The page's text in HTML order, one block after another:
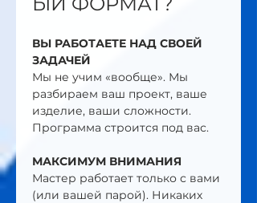
ВЫ РАБОТАЕТЕ НАД СВОЕЙ
ЗАДАЧЕЙ
Мы не учим «вообще». Мы
разбираем ваш проект, ваше
изделие, ваши сложности.
Программа строится под вас.
МАКСИМУМ ВНИМАНИЯ
Мастер работает только с вами
(или вашей парой). Никаких